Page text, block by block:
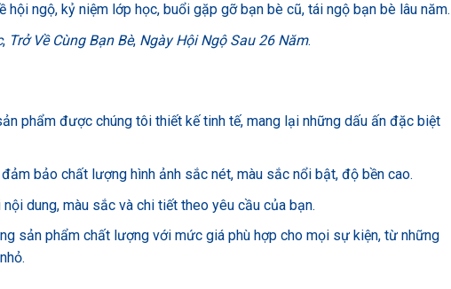
hội ngộ, kỷ niệm lớp học, buổi gặp gỡ bạn bè cũ, tái ngộ bạn bè lâu năm.
, Trở Về Cùng Bạn Bè, Ngày Hội Ngộ Sau 26 Năm.
phẩm được chúng tôi thiết kế tinh tế, mang lại những dấu ấn đặc biệt
bảo chất lượng hình ảnh sắc nét, màu sắc nổi bật, độ bền cao.
dung, màu sắc và chi tiết theo yêu cầu của bạn.
sản phẩm chất lượng với mức giá phù hợp cho mọi sự kiện, từ những